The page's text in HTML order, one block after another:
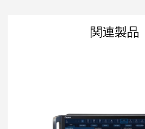
関連製品